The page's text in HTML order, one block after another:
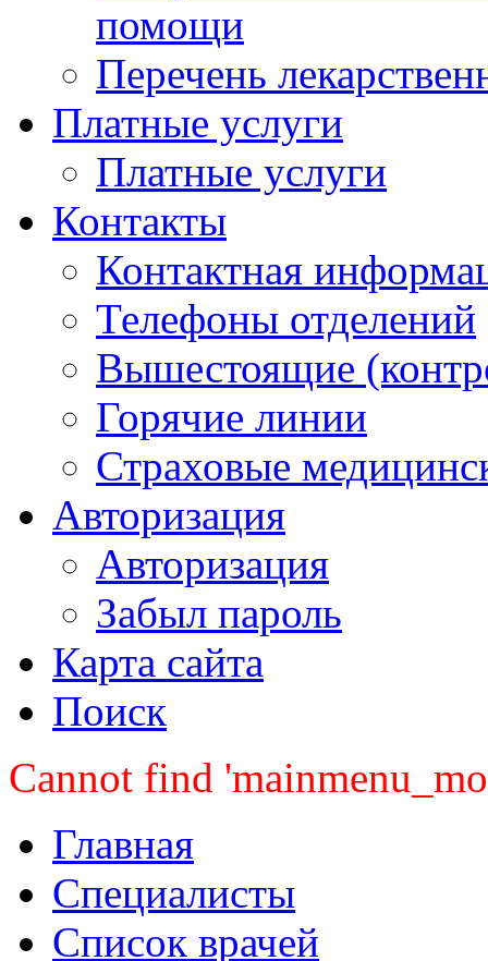
помощи
Перечень
Платные услуги
Платные услуги
Контакты
Контактная
Телефоны отделений
Вышестоящие
Горячие линии
Страховые
Авторизация
Авторизация
Забыл пароль
Карта сайта
Поиск
Cannot find
Главная
Специалисты
Список врачей